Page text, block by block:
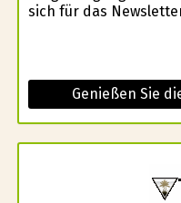
sich für das
Genießen Sie